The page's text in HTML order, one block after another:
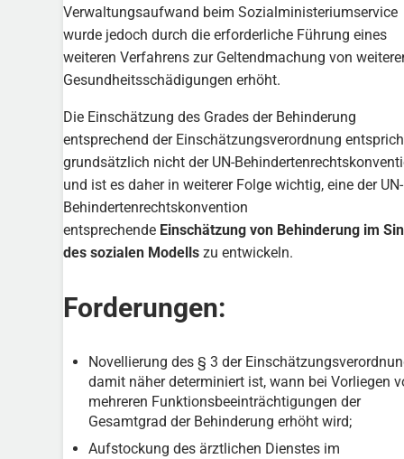
Verwaltungsaufwand beim Sozialministeriumservice
wurde jedoch durch die erforderliche Führung eines
weiteren Verfahrens zur Geltendmachung von
Gesundheitsschädigungen erhöht.
Die Einschätzung des Grades der Behinderung
entsprechend der Einschätzungsverordnung
grundsätzlich nicht der UN-
und ist es daher in weiterer Folge wichtig, eine der UN-
Behindertenrechtskonvention
entsprechende Einschätzung von Behinderung im
des sozialen Modells zu entwickeln.
Forderungen:
Novellierung des § 3 der
damit näher determiniert ist, wann bei Vorliegen
mehreren Funktionsbeeinträchtigungen der
Gesamtgrad der Behinderung erhöht wird;
Aufstockung des ärztlichen Dienstes im